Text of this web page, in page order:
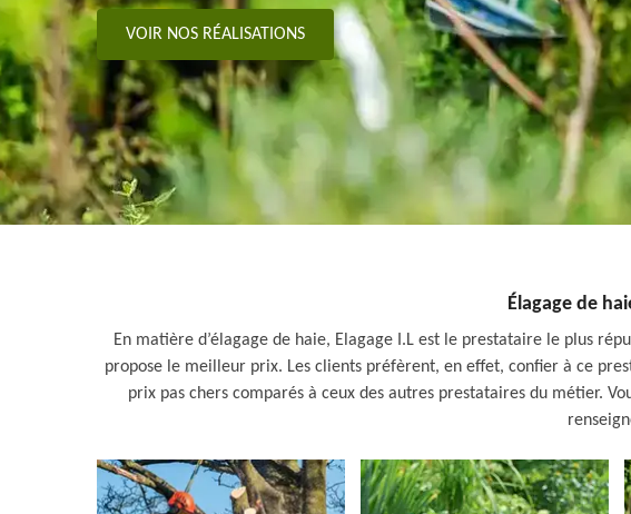
VOIR NOS RÉALISATIONS
Élagage de
En matière d’élagage de haie, Elagage I.L est le prestataire le plus
propose le meilleur prix. Les clients préfèrent, en effet, confier à ce
prix pas chers comparés à ceux des autres prestataires du métier.